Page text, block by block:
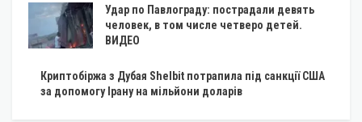
Удар по Павлограду: пострадали девять
человек, в том числе четверо детей.
ВИДЕО
Криптобіржа з Дубая Shelbit потрапила під санкції США
за допомогу Ірану на мільйони доларів